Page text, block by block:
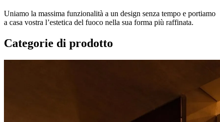
Uniamo la massima funzionalità a un design senza tempo e portiamo
a casa vostra l’estetica del fuoco nella sua forma più raffinata.
Categorie di prodotto